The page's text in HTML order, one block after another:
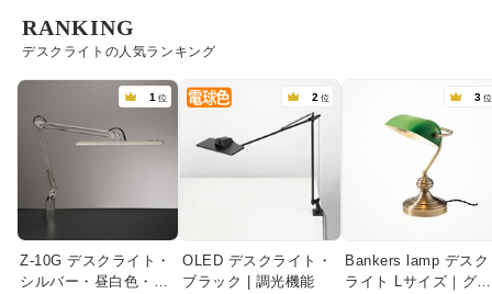
デスクライトの人気ランキング
RANKING
1 位
Z-10G デスクライト・
シルバー・昼白色・調
2 位
OLED デスクライト・
ブラック | 調光機能
3 位
Bankers lamp デスク
ライト Lサイズ｜グリ